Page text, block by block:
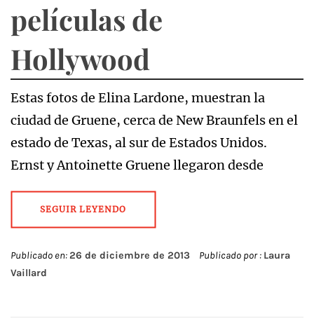
películas de
Hollywood
Estas fotos de Elina Lardone, muestran la
ciudad de Gruene, cerca de New Braunfels en el
estado de Texas, al sur de Estados Unidos.
Ernst y Antoinette Gruene llegaron desde
SEGUIR LEYENDO
Publicado en:26 de diciembre de 2013 Publicado por : Laura
Vaillard